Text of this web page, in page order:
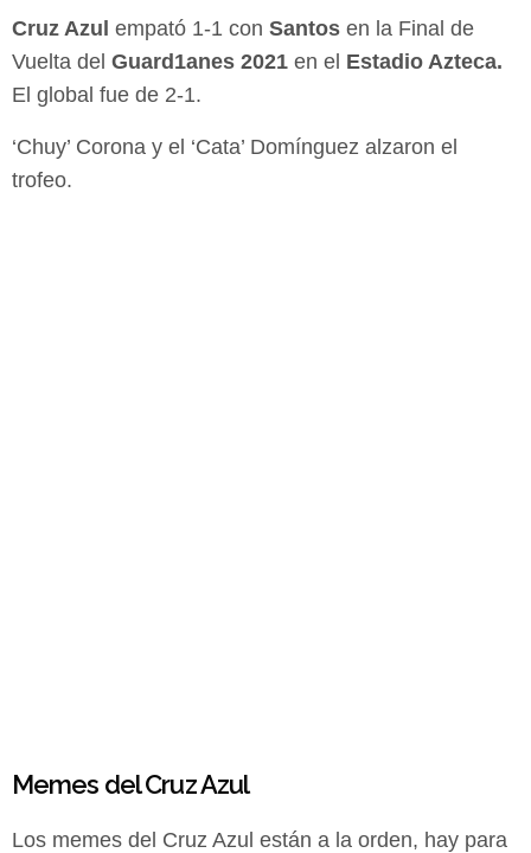
Cruz Azul empató 1-1 con Santos en la Final de
Vuelta del Guard1anes 2021 en el Estadio Azteca.
El global fue de 2-1.
‘Chuy’ Corona y el ‘Cata’ Domínguez alzaron el
trofeo.
Memes del Cruz Azul
Los memes del Cruz Azul están a la orden, hay para